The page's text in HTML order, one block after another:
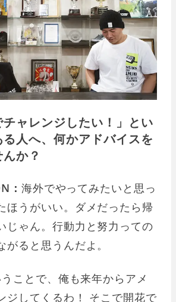
チャレンジしたい！」とい
人へ、何かアドバイスを
か？
： 海外でやってみたいと思っ
ほうがいい。ダメだったら帰
じゃん。行動力と努力っての
がると思うんだよ。
うことで、俺も来年からアメ
ジしてくるわ！ そこで開花で